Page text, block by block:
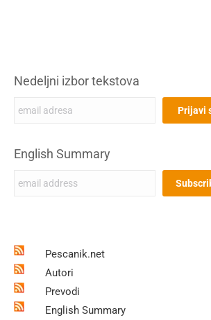
Nedeljni izbor tekstova
English Summary
Pescanik.net
Autori
Prevodi
English Summary